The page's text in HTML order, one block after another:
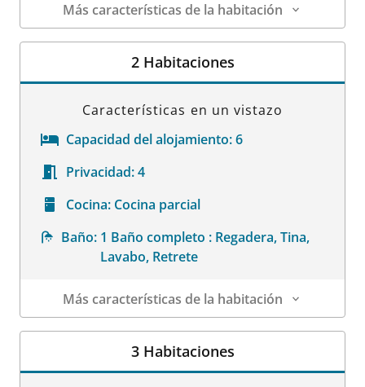
Más características de la habitación
Datos de la habitación
2 Habitaciones
Características en un vistazo
Capacidad del alojamiento:6
Privacidad:4
Cocina: Cocina parcial
Baño: 1 Baño completo : Regadera, Tina,
Lavabo, Retrete
Más características de la habitación
Datos de la habitación
3 Habitaciones